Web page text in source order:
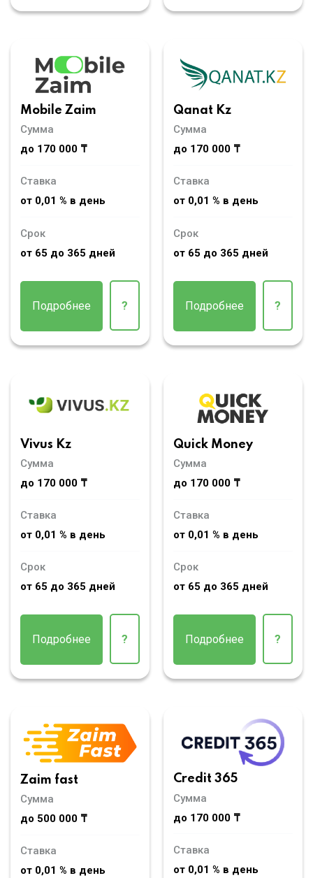
Mobile Zaim
Сумма
до 170 000 ₸
Ставка
от 0,01 % в день
Срок
от 65 до 365 дней
Подробнее ?
Qanat Kz
Сумма
до 170 000 ₸
Ставка
от 0,01 % в день
Срок
от 65 до 365 дней
Подробнее ?
Vivus Kz
Сумма
до 170 000 ₸
Ставка
от 0,01 % в день
Срок
от 65 до 365 дней
Подробнее ?
Quick Money
Сумма
до 170 000 ₸
Ставка
от 0,01 % в день
Срок
от 65 до 365 дней
Подробнее ?
Zaim fast
Сумма
до 500 000 ₸
Ставка
от 0,01 % в день
Credit 365
Сумма
до 170 000 ₸
Ставка
от 0,01 % в день